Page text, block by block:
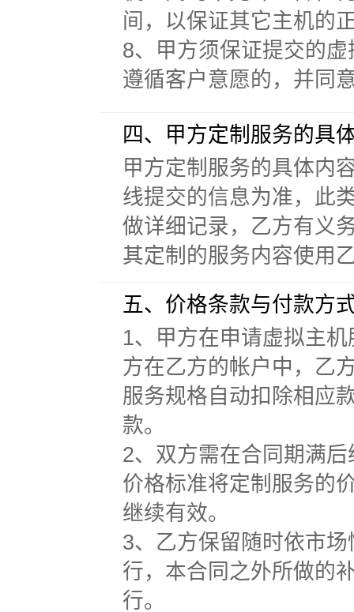
间，以保证其它主机的
8、甲方须保证提交的
遵循客户意愿的，并同
四、甲方定制服务的具
甲方定制服务的具体内
线提交的信息为准，此
做详细记录，乙方有义
其定制的服务内容使用
五、价格条款与付款方
1、甲方在申请虚拟主
方在乙方的帐户中，乙
服务规格自动扣除相应
款。
2、双方需在合同期满
价格标准将定制服务的
继续有效。
3、乙方保留随时依市
行，本合同之外所做的
行。